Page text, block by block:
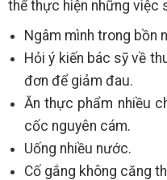
thể thực hiện những việc
Ngâm mình trong bồn
Hỏi ý kiến bác sỹ về
đơn để giảm đau.
Ăn thực phẩm nhiều
cốc nguyên cám.
Uống nhiều nước.
Cố gắng không căng